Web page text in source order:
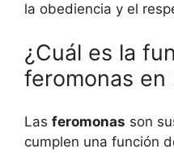
la obediencia y el
¿Cuál es la
feromonas en
Las feromonas son
cumplen una función